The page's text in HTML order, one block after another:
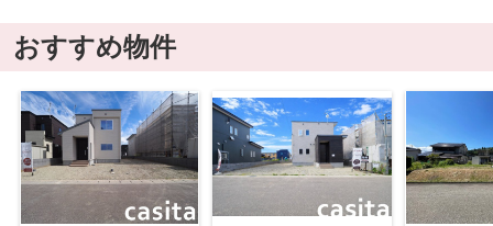
おすすめ物件